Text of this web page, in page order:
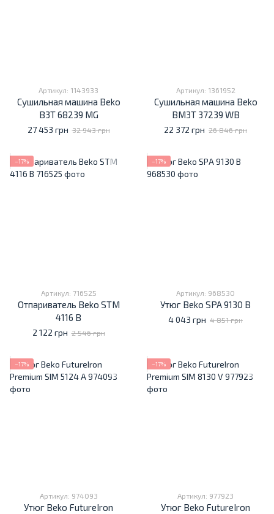
Артикул: 1143933
Сушильная машина Beko
B3T 68239 MG
27 453 грн 32 943 грн
Артикул: 1361952
Сушильная машина Beko
BM3T 37239 WB
22 372 грн 26 846 грн
−17%
Артикул: 716525
Отпариватель Beko STM
4116 B
2 122 грн 2 546 грн
−17%
Артикул: 968530
Утюг Beko SPA 9130 B
4 043 грн 4 851 грн
−17%
Артикул: 974093
Утюг Beko FutureIron
−17%
Артикул: 977923
Утюг Beko FutureIron